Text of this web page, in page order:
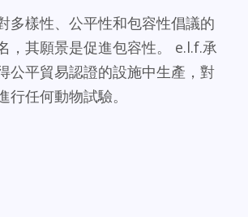
多樣性、公平性和包容性倡議的
，其願景是促進包容性。 e.l.f.承
公平貿易認證的設施中生產，對
行任何動物試驗。